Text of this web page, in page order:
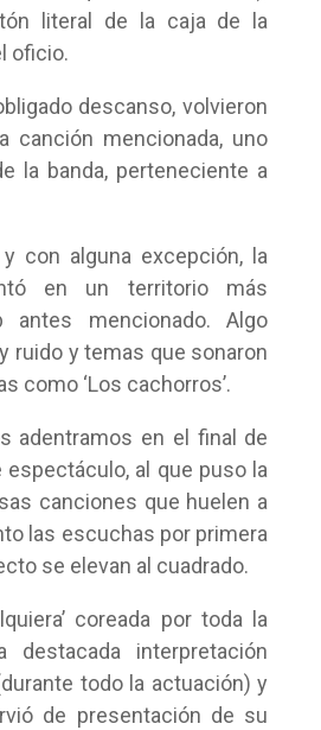
literal de la caja de la
oficio.
descanso, volvieron
canción mencionada, uno
la banda, perteneciente a
con alguna excepción, la
en un territorio más
antes mencionado. Algo
ruido y temas que sonaron
como ‘Los cachorros’.
adentramos en el final de
espectáculo, al que puso la
canciones que huelen a
las escuchas por primera
se elevan al cuadrado.
coreada por toda la
interpretación
todo la actuación) y
de presentación de su